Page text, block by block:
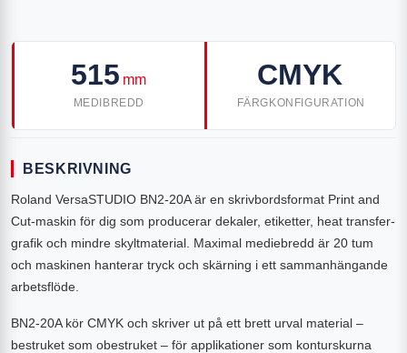
515 mm
MEDIBREDD
CMYK
FÄRGKONFIGURATION
BESKRIVNING
Roland VersaSTUDIO BN2-20A är en skrivbordsformat Print and
Cut-maskin för dig som producerar dekaler, etiketter, heat transfer-
grafik och mindre skyltmaterial. Maximal mediebredd är 20 tum
och maskinen hanterar tryck och skärning i ett sammanhängande
arbetsflöde.
BN2-20A kör CMYK och skriver ut på ett brett urval material –
bestruket som obestruket – för applikationer som konturskurna